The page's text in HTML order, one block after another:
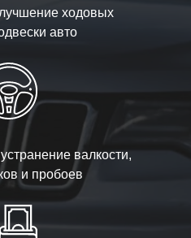
ходовых
авто
валкости,
и пробоев